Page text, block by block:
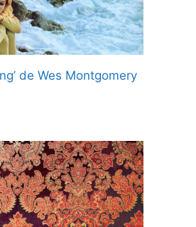
de Wes Montgomery